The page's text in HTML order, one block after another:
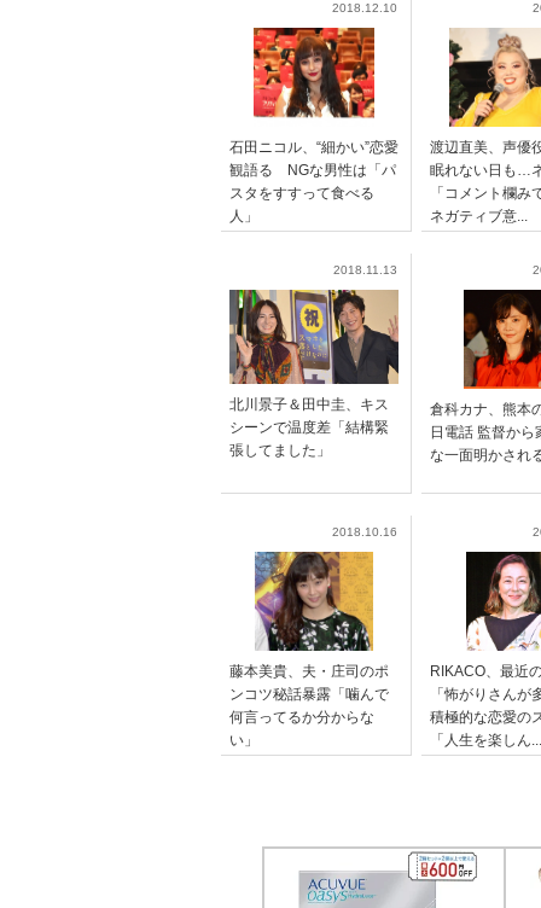
2018.12.10
石田ニコル、“細かい”恋愛
観語る NGな男性は「パ
スタをすすって食べる
人」
渡辺直美、声優
眠れない日も…
「コメント欄
ネガティブ意...
2018.11.13
北川景子＆田中圭、キス
シーンで温度差「結構緊
張してました」
倉科カナ、熊本
日電話 監督から
な一面明かされ
2018.10.16
藤本美貴、夫・庄司のポ
ンコツ秘話暴露「噛んで
何言ってるか分からな
い」
RIKACO、最近
「怖がりさん
積極的な恋愛の
「人生を楽しん...